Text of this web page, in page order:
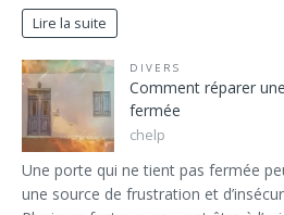
Lire la suite
DIVERS
Comment réparer
fermée
chelp
Une porte qui ne tient pas fermée
une source de frustration et